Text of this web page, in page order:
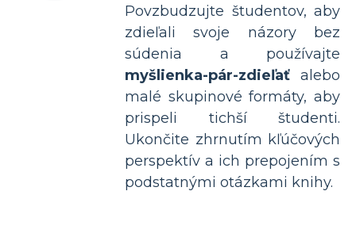
Povzbudzujte študentov, aby
zdieľali svoje názory bez
súdenia a používajte
myšlienka-pár-zdieľať alebo
malé skupinové formáty, aby
prispeli tichší študenti.
Ukončite zhrnutím kľúčových
perspektív a ich prepojením s
podstatnými otázkami knihy.